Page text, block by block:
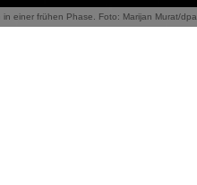
einer frühen Phase. Foto: Marijan Murat/dpa